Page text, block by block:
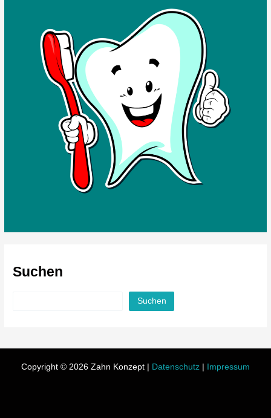
Suchen
Suchen
Copyright © 2026 Zahn Konzept | Datenschutz Impressum